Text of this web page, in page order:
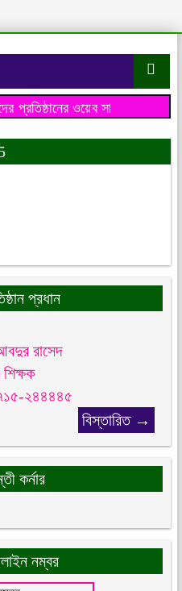
প্রতিষ্ঠানের ওয়েব সাইটে
প্রধান
রাসেদ
২৪৪৪৪৫
বিস্তারিত →
কর্নার
নম্বর